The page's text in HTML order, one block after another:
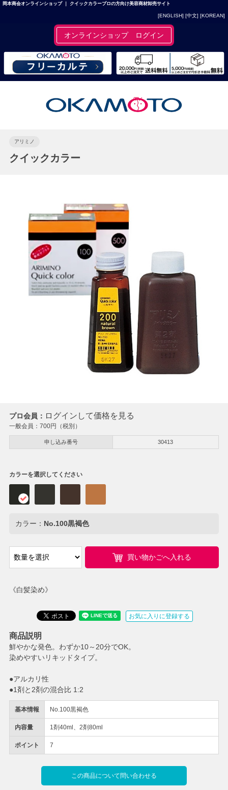
岡本商会オンラインショップ ｜ クイックカラープロの方向け美容商材卸売サイト
[ENGLISH] [中文] [KOREAN]
オンラインショップ ログイン
アリミノ
クイックカラー
プロ会員： ログインして価格を見る
一般会員： 700円（税別）
申し込み番号 30413
《白髪染め》
基本情報 No.100黒褐色
内容量 1剤40ml、2剤80ml
ポイント 7
カラーを選択してください
カラー： No.100黒褐色
買い物かごへ入れる
お気に入りに登録する
この商品について問い合わせる
商品説明
鮮やかな発色。わずか10～20分でOK。
染めやすいリキッドタイプ。
●アルカリ性
●1剤と2剤の混合比 1:2